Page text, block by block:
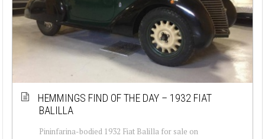
HEMMINGS FIND OF THE DAY – 1932 FIAT
BALILLA
Pininfarina-bodied 1932 Fiat Balilla for sale on